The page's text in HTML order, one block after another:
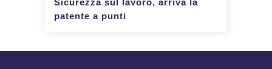
Sicurezza sul lavoro, arriva la
patente a punti